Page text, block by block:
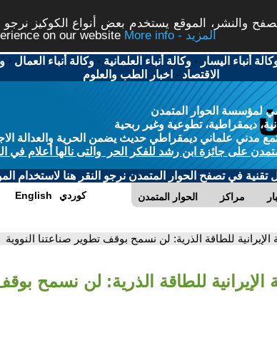
والنشر، الموقع يستخدم بعض أنواع الكوكيز
on our website
More info - المزيد
أنباء اليسار -وكالة أنباء العلمانية -وكالة أنباء العمال -
الاقتصاد - اخبار الطب والعلوم
لمؤسسة الحوار المتمدن
ديمقراطية، تطوعية وغير ربحية
مدني علماني ديمقراطي حديث يضمن الحرية والعدالة
على جائزة ابن رشد للفكر الحر والتى نالها أعلام في
تقنية في تصفح الحوار المتمدن نرجو النقر هنا لاستخدام
الحوار المتمدن مراكز English كوردي
الإيرانية للطاقة الذرية: لن نسمح بوقف تطوير صناعتنا النووية
الإيرانية للطاقة الذرية: لن نسمح